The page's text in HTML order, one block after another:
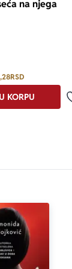
na njega
RSD
KORPU